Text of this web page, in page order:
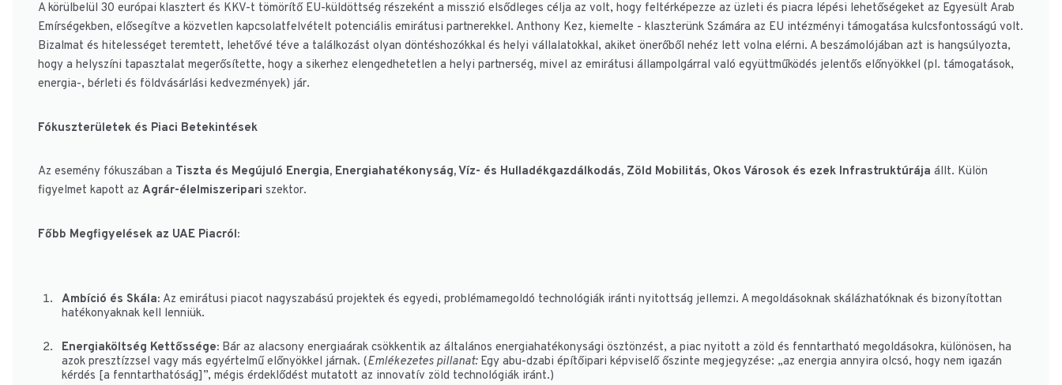
A körülbelül 30 európai klasztert és KKV-t tömörítő EU-küldöttség részeként a misszió elsődleges célja az volt, hogy feltérképezze az üzleti és piacra lépési lehetőségeket az Egyesült Arab
Emírségekben, elősegítve a közvetlen kapcsolatfelvételt potenciális emirátusi partnerekkel. Anthony Kez, kiemelte - klaszterünk Számára az EU intézményi támogatása kulcsfontosságú volt.
Bizalmat és hitelességet teremtett, lehetővé téve a találkozást olyan döntéshozókkal és helyi vállalatokkal, akiket önerőből nehéz lett volna elérni. A beszámolójában azt is hangsúlyozta,
hogy a helyszíni tapasztalat megerősítette, hogy a sikerhez elengedhetetlen a helyi partnerség, mivel az emirátusi állampolgárral való együttműködés jelentős előnyökkel (pl. támogatások,
energia-, bérleti és földvásárlási kedvezmények) jár.
Fókuszterületek és Piaci Betekintések
Az esemény fókuszában a Tiszta és Megújuló Energia, Energiahatékonyság, Víz- és Hulladékgazdálkodás, Zöld Mobilitás, Okos Városok és ezek Infrastruktúrája állt. Külön
figyelmet kapott az Agrár-élelmiszeripari szektor.
Főbb Megfigyelések az UAE Piacról:
Ambíció és Skála: Az emirátusi piacot nagyszabású projektek és egyedi, problémamegoldó technológiák iránti nyitottság jellemzi. A megoldásoknak skálázhatóknak és bizonyítottan
hatékonyaknak kell lenniük.
Energiaköltség Kettőssége: Bár az alacsony energiaárak csökkentik az általános energiahatékonysági ösztönzést, a piac nyitott a zöld és fenntartható megoldásokra, különösen, ha
azok presztízzsel vagy más egyértelmű előnyökkel járnak. (Emlékezetes pillanat:Egy abu-dzabi építőipari képviselő őszinte megjegyzése: „az energia annyira olcsó, hogy nem igazán
kérdés [a fenntarthatóság]”, mégis érdeklődést mutatott az innovatív zöld technológiák iránt.)